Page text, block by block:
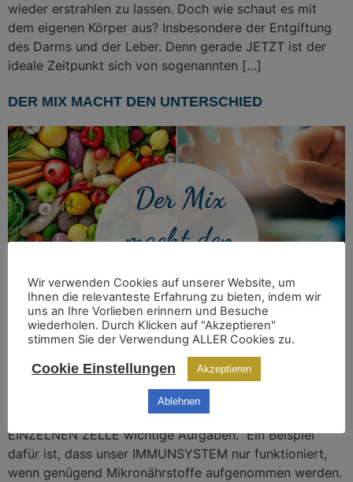
wieder erstrahlen zu lassen. Doch wie schaut es mit
dem eigenen Körper aus? Insbesondere der Entgiftung
des Darms und der Leber. Denn gerade JETZT ist der
ideale Zeitpunkt sich von sogenannten […]
DER MIX MACHT DEN UNTERSCHIED
Im Körper läuft ohne Mineralstoffe und Vitamine so gut
wie nichts. Sogenannte Mikronährstoffe sind für unsere
Gesundheit unverzichtbar. Sie übernehmen in JEDER
EINZELNEN ZELLE wichtige Aufgaben. Ein Beispiel
dafür ist, dass unser IMMUNSYSTEM nur funktioniert,
wenn genügend Mikronährstoffe aufgenommen werden.
Wir verwenden Cookies auf unserer Website, um
Ihnen die relevanteste Erfahrung zu bieten, indem wir
uns an Ihre Vorlieben erinnern und Besuche
wiederholen. Durch Klicken auf "Akzeptieren"
stimmen Sie der Verwendung ALLER Cookies zu.
Cookie Einstellungen Akzeptieren
Ablehnen